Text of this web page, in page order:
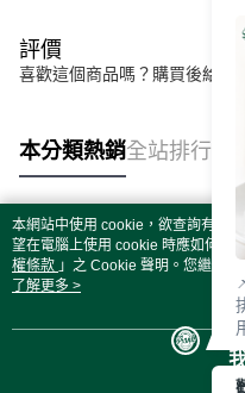
評價
喜歡這個商品嗎？購買後給他
本分類熱銷全站排行
熱門標籤
本網站中使用 cookie，欲查詢有關
望在電腦上使用 cookie 時應如何變
權條款 」之 Cookie 聲明。您繼續
用條款之 Cookie 聲明使用 cookie。
了解更多 >